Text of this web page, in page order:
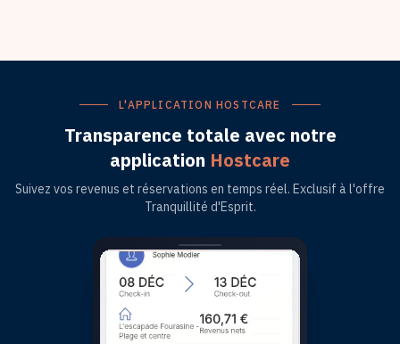
L'APPLICATION HOSTCARE
Transparence totale avec notre
application Hostcare
Suivez vos revenus et réservations en temps réel. Exclusif à l'offre
Tranquillité d'Esprit.